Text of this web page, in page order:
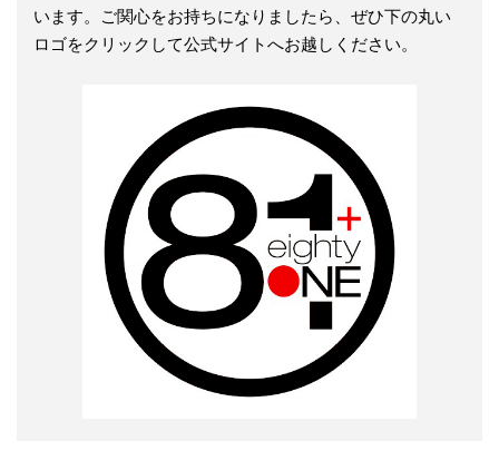
います。ご関心をお持ちになりましたら、ぜひ下の丸い
ロゴをクリックして公式サイトへお越しください。